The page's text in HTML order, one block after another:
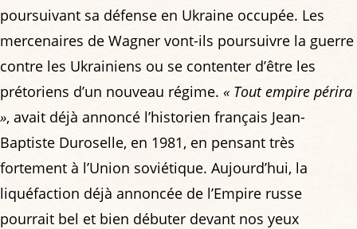
poursuivant sa défense en Ukraine occupée. Les
mercenaires de Wagner vont-ils poursuivre la guerre
contre les Ukrainiens ou se contenter d’être les
prétoriens d’un nouveau régime. « Tout empire périra
», avait déjà annoncé l’historien français Jean-
Baptiste Duroselle, en 1981, en pensant très
fortement à l’Union soviétique. Aujourd’hui, la
liquéfaction déjà annoncée de l’Empire russe
pourrait bel et bien débuter devant nos yeux